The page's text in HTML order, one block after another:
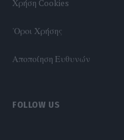
Χρήση Cookies
'Οροι Χρήσης
Αποποίηση Ευθυνών
FOLLOW US